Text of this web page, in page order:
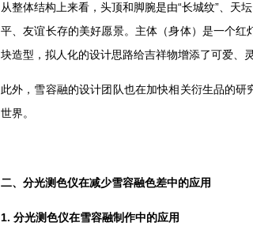
从整体结构上来看，头顶和脚腕是由“长城纹”、天
平、友谊长存的美好愿景。主体（身体）是一个
块造型，拟人化的设计思路给吉祥物增添了可爱、
此外，雪容融的设计团队也在加快相关衍生品的
世界。
二、分光测色仪在减少雪容融色差中的应用
1. 分光测色仪在雪容融制作中的应用